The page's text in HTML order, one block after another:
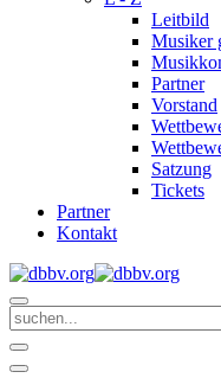
Leitbild
Musiker
Partner
Vorstand
Satzung
Tickets
Partner
Kontakt